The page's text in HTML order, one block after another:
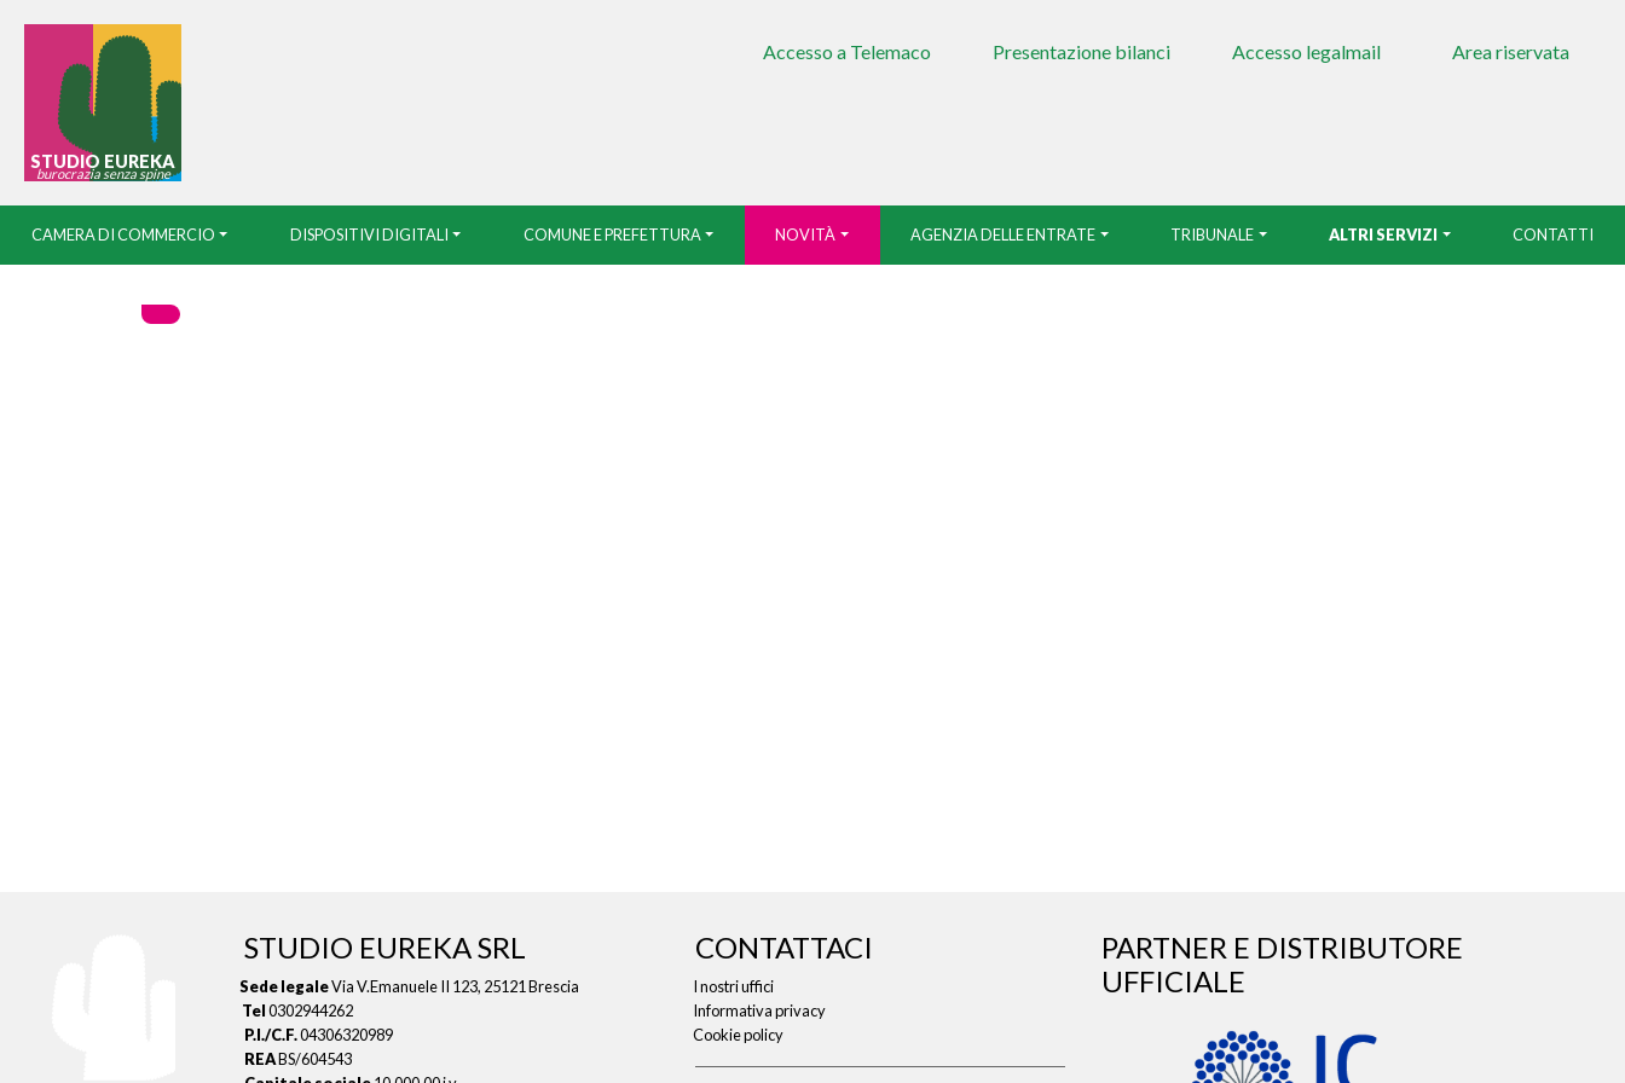
STUDIO EUREKA
burocrazia senza spine
Accesso a Telemaco Presentazione bilanci Accesso legalmail Area riservata
CAMERA DI COMMERCIO DISPOSITIVI DIGITALI COMUNE E PREFETTURA NOVITÀ AGENZIA DELLE ENTRATE TRIBUNALE ALTRI SERVIZI CONTATTI
STUDIO EUREKA SRL
Sede legaleVia V.Emanuele II 123, 25121 Brescia
Tel0302944262
P.I./C.F.04306320989
REABS/604543
CONTATTACI
I nostri uffici
Informativa privacy
Cookie policy
PARTNER E DISTRIBUTORE
UFFICIALE